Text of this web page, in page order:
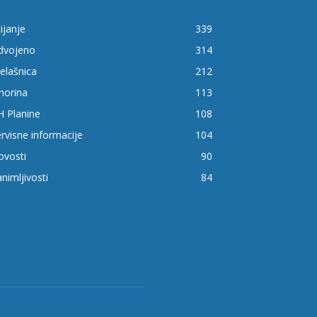
339
314
212
113
Planine
108
informacije
104
90
84